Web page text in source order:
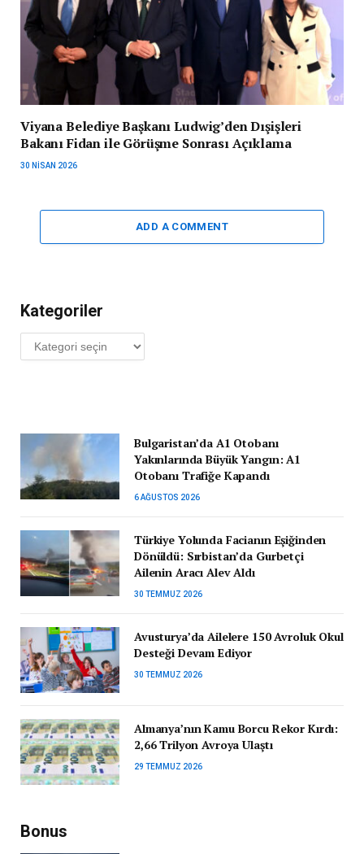
Viyana Belediye Başkanı Ludwig’den Dışişleri
Bakanı Fidan ile Görüşme Sonrası Açıklama
30 NISAN 2026
ADD A COMMENT
Kategoriler
Kategoriler
Bulgaristan’da A1 Otobanı
Yakınlarında Büyük Yangın: A1
Otobanı Trafiğe Kapandı
6 AĞUSTOS 2026
Türkiye Yolunda Facianın Eşiğinden
Dönüldü: Sırbistan’da Gurbetçi
Ailenin Aracı Alev Aldı
30 TEMMUZ 2026
Avusturya’da Ailelere 150 Avroluk Okul
Desteği Devam Ediyor
30 TEMMUZ 2026
Almanya’nın Kamu Borcu Rekor Kırdı:
2,66 Trilyon Avroya Ulaştı
29 TEMMUZ 2026
Bonus